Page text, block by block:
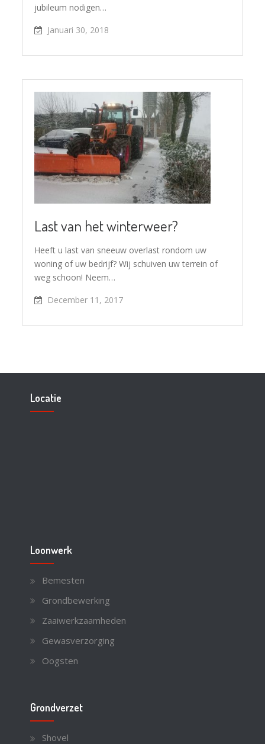
jubileum nodigen…
Januari 30, 2018
Last van het winterweer?
Heeft u last van sneeuw overlast rondom uw
woning of uw bedrijf? Wij schuiven uw terrein of
weg schoon! Neem…
December 11, 2017
Locatie
Loonwerk
Bemesten
Grondbewerking
Zaaiwerkzaamheden
Gewasverzorging
Oogsten
Grondverzet
Shovel